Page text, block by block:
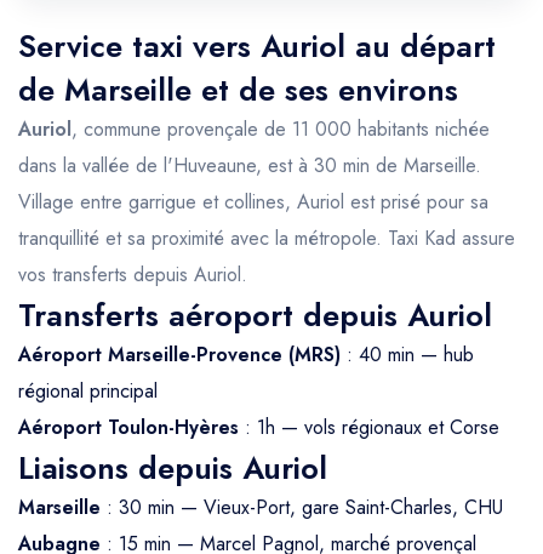
Service taxi vers Auriol au départ
de Marseille et de ses environs
Auriol, commune provençale de 11 000 habitants nichée
dans la vallée de l'Huveaune, est à 30 min de Marseille.
Village entre garrigue et collines, Auriol est prisé pour sa
tranquillité et sa proximité avec la métropole. Taxi Kad assure
vos transferts depuis Auriol.
Transferts aéroport depuis Auriol
Aéroport Marseille-Provence (MRS) : 40 min — hub
régional principal
Aéroport Toulon-Hyères : 1h — vols régionaux et Corse
Liaisons depuis Auriol
Marseille : 30 min — Vieux-Port, gare Saint-Charles, CHU
Aubagne : 15 min — Marcel Pagnol, marché provençal